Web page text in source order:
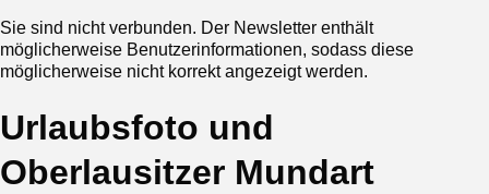
Sie sind nicht verbunden. Der Newsletter enthält
möglicherweise Benutzerinformationen, sodass diese
möglicherweise nicht korrekt angezeigt werden.
Urlaubsfoto und
Oberlausitzer Mundart